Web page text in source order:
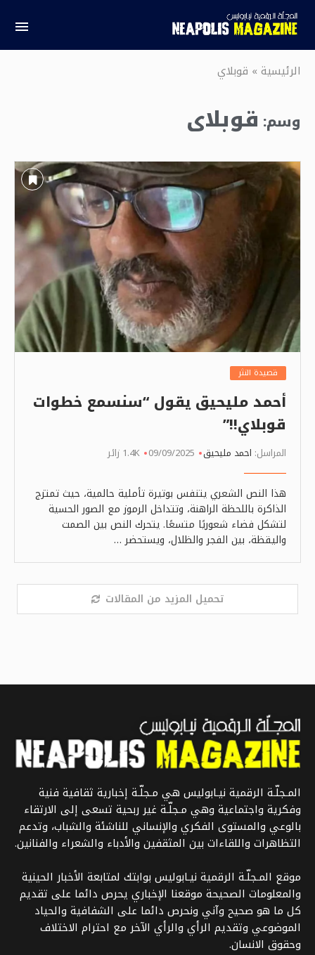
الرئيسية» قوبلاي
وسم: قوبلاي
قصيدة النثر
أحمد مليحيق يقول “سنسمع خطوات
قوبلاي!!”
المراسل: احمد مليحيق 09/09/2025 1.4K زائر
هذا النص الشعري يتنفس بوتيرة تأملية حالمية، حيث تمتزج
الذاكرة باللحظة الراهنة، وتتداخل الرموز مع الصور الحسية
لتشكل فضاء شعوريًا متسعًا. يتحرك النص بين الصمت
واليقظة، بين الفجر والظلال، ويستحضر …
تحميل المزيد من المقالات
المـجلّـة الرقمية نيـابوليس هي مـجلّـة إخبارية ثقافية فنية
وفكرية واجتماعية وهي مـجلّـة غير ربحية تسعى إلى الارتقاء
بالوعي والمستوى الفكري والإنساني للناشئة والشباب، وتدعم
التظاهرات واللقاءات بين المثقفين والأدباء والشعراء والفنانين.
موقع المـجلّـة الرقمية نيـابوليس بوابتك لمتابعة الأخبار الحينية
والمعلومات الصحيحة موقعنا الإخباري يحرص دائما على تقديم
كل ما هو صحيح وآني ونحرص دائما على الشفافية والحياد
الموضوعي وتقديم الرأي والرأي الآخر مع احترام الاختلاف
وحقوق الانسان.